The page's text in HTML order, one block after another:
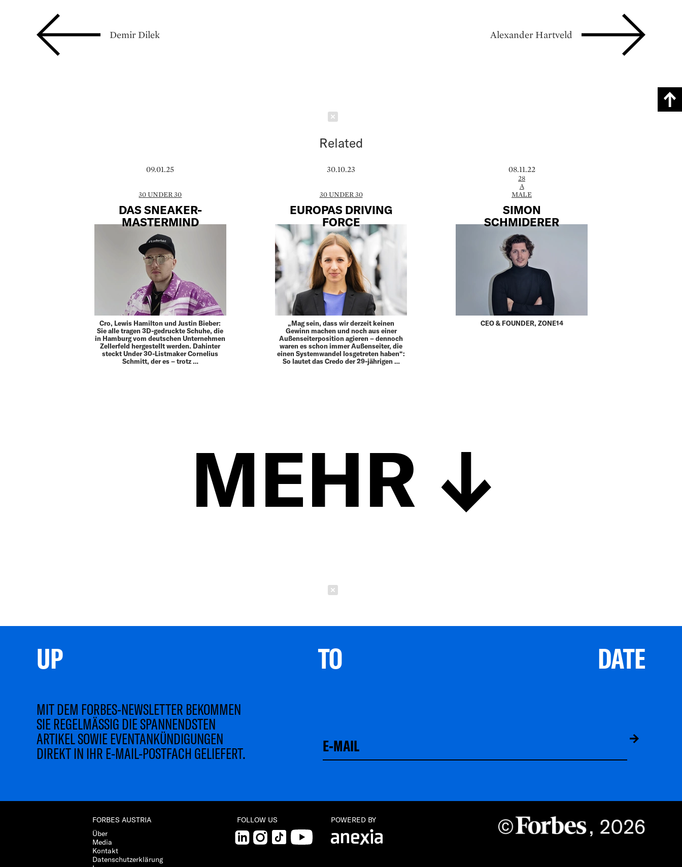
Demir Dilek Alexander Hartveld
Related
09.01.25
30 UNDER 30
DAS SNEAKER-
MASTERMIND
Cro, Lewis Hamilton und Justin Bieber:
Sie alle tragen 3D-gedruckte Schuhe, die
in Hamburg vom deutschen Unternehmen
Zellerfeld hergestellt werden. Dahinter
steckt Under 30-Listmaker Cornelius
Schmitt, der es – trotz …
30.10.23
30 UNDER 30
EUROPAS DRIVING
FORCE
„Mag sein, dass wir derzeit keinen
Gewinn machen und noch aus einer
Außenseiterposition agieren – dennoch
waren es schon immer Außenseiter, die
einen Systemwandel losgetreten haben“:
So lautet das Credo der 29-jährigen …
08.11.22
28
A
MALE
SIMON
SCHMIDERER
CEO & FOUNDER, ZONE14
MEHR
UP TO DATE
MIT DEM FORBES-NEWSLETTER BEKOMMEN
SIE REGELMÄSSIG DIE SPANNENDSTEN
ARTIKEL SOWIE EVENTANKÜNDIGUNGEN
DIREKT IN IHR E-MAIL-POSTFACH GELIEFERT.
FORBES AUSTRIA
Über
Media
Kontakt
Datenschutzerklärung
FOLLOW US
LinkedInInstagram
TikTok YouTube
POWERED BY